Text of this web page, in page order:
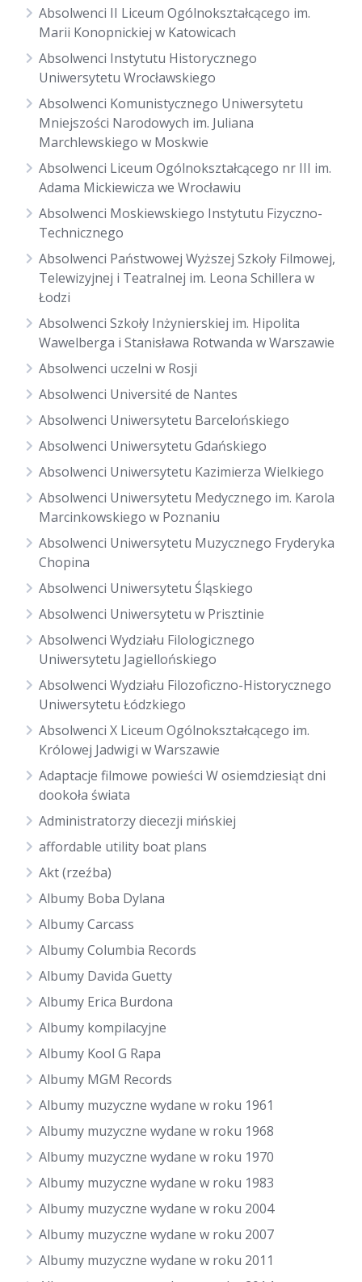
Absolwenci II Liceum Ogólnokształcącego im.
Marii Konopnickiej w Katowicach
Absolwenci Instytutu Historycznego
Uniwersytetu Wrocławskiego
Absolwenci Komunistycznego Uniwersytetu
Mniejszości Narodowych im. Juliana
Marchlewskiego w Moskwie
Absolwenci Liceum Ogólnokształcącego nr III im.
Adama Mickiewicza we Wrocławiu
Absolwenci Moskiewskiego Instytutu Fizyczno-
Technicznego
Absolwenci Państwowej Wyższej Szkoły Filmowej,
Telewizyjnej i Teatralnej im. Leona Schillera w
Łodzi
Absolwenci Szkoły Inżynierskiej im. Hipolita
Wawelberga i Stanisława Rotwanda w Warszawie
Absolwenci uczelni w Rosji
Absolwenci Université de Nantes
Absolwenci Uniwersytetu Barcelońskiego
Absolwenci Uniwersytetu Gdańskiego
Absolwenci Uniwersytetu Kazimierza Wielkiego
Absolwenci Uniwersytetu Medycznego im. Karola
Marcinkowskiego w Poznaniu
Absolwenci Uniwersytetu Muzycznego Fryderyka
Chopina
Absolwenci Uniwersytetu Śląskiego
Absolwenci Uniwersytetu w Prisztinie
Absolwenci Wydziału Filologicznego
Uniwersytetu Jagiellońskiego
Absolwenci Wydziału Filozoficzno-Historycznego
Uniwersytetu Łódzkiego
Absolwenci X Liceum Ogólnokształcącego im.
Królowej Jadwigi w Warszawie
Adaptacje filmowe powieści W osiemdziesiąt dni
dookoła świata
Administratorzy diecezji mińskiej
affordable utility boat plans
Akt (rzeźba)
Albumy Boba Dylana
Albumy Carcass
Albumy Columbia Records
Albumy Davida Guetty
Albumy Erica Burdona
Albumy kompilacyjne
Albumy Kool G Rapa
Albumy MGM Records
Albumy muzyczne wydane w roku 1961
Albumy muzyczne wydane w roku 1968
Albumy muzyczne wydane w roku 1970
Albumy muzyczne wydane w roku 1983
Albumy muzyczne wydane w roku 2004
Albumy muzyczne wydane w roku 2007
Albumy muzyczne wydane w roku 2011